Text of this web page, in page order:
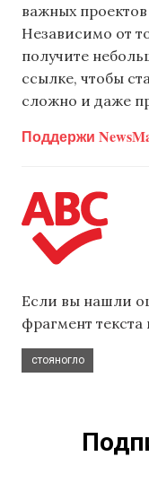
важных
Независимо от
получите
ссылке, чтобы
сложно и даже
Поддержи
Если вы нашли
фрагмент
стояногло